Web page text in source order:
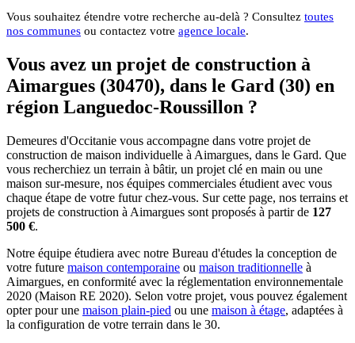
Vous souhaitez étendre votre recherche au-delà ? Consultez toutes
nos communes ou contactez votre agence locale.
Vous avez un projet de construction à
Aimargues (30470), dans le Gard (30) en
région Languedoc-Roussillon ?
Demeures d'Occitanie vous accompagne dans votre projet de
construction de maison individuelle à Aimargues, dans le Gard. Que
vous recherchiez un terrain à bâtir, un projet clé en main ou une
maison sur-mesure, nos équipes commerciales étudient avec vous
chaque étape de votre futur chez-vous. Sur cette page, nos terrains et
projets de construction à Aimargues sont proposés à partir de 127
500 €.
Notre équipe étudiera avec notre Bureau d'études la conception de
votre future maison contemporaine ou maison traditionnelle à
Aimargues, en conformité avec la réglementation environnementale
2020 (Maison RE 2020). Selon votre projet, vous pouvez également
opter pour une maison plain-pied ou une maison à étage, adaptées à
la configuration de votre terrain dans le 30.